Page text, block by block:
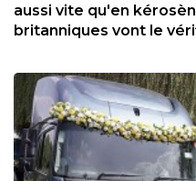
aussi vite qu'en
britanniques vont le